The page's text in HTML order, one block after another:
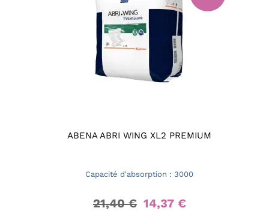
ABENA ABRI WING XL2 PREMIUM
Capacité d'absorption : 3000
21,40 € 14,37 €